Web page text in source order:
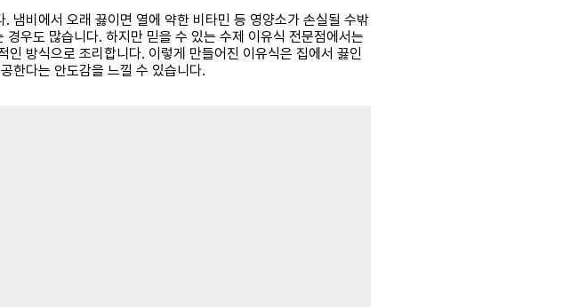
냄비에서 오래 끓이면 열에 약한 비타민 등 영양소가 손실될 수밖
우도 많습니다. 하지만 믿을 수 있는 수제 이유식 전문점에서는
방식으로 조리합니다. 이렇게 만들어진 이유식은 집에서 끓인
한다는 안도감을 느낄 수 있습니다.